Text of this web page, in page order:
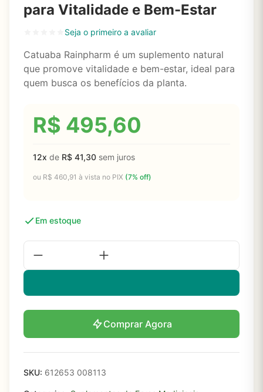
para Vitalidade e Bem-Estar
Seja o primeiro a avaliar
Catuaba Rainpharm é um suplemento natural
que promove vitalidade e bem-estar, ideal para
quem busca os benefícios da planta.
R$ 495,60
12x de R$ 41,30 sem juros
ou R$ 460,91 à vista no PIX (7% off)
Em estoque
Comprar Agora
SKU: 612653 008113